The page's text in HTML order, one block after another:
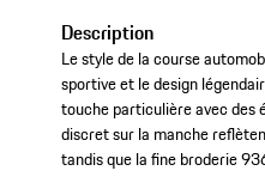
Description
Le style de la course
sportive et le design
touche particulière avec des
discret sur la manche
tandis que la fine broderie